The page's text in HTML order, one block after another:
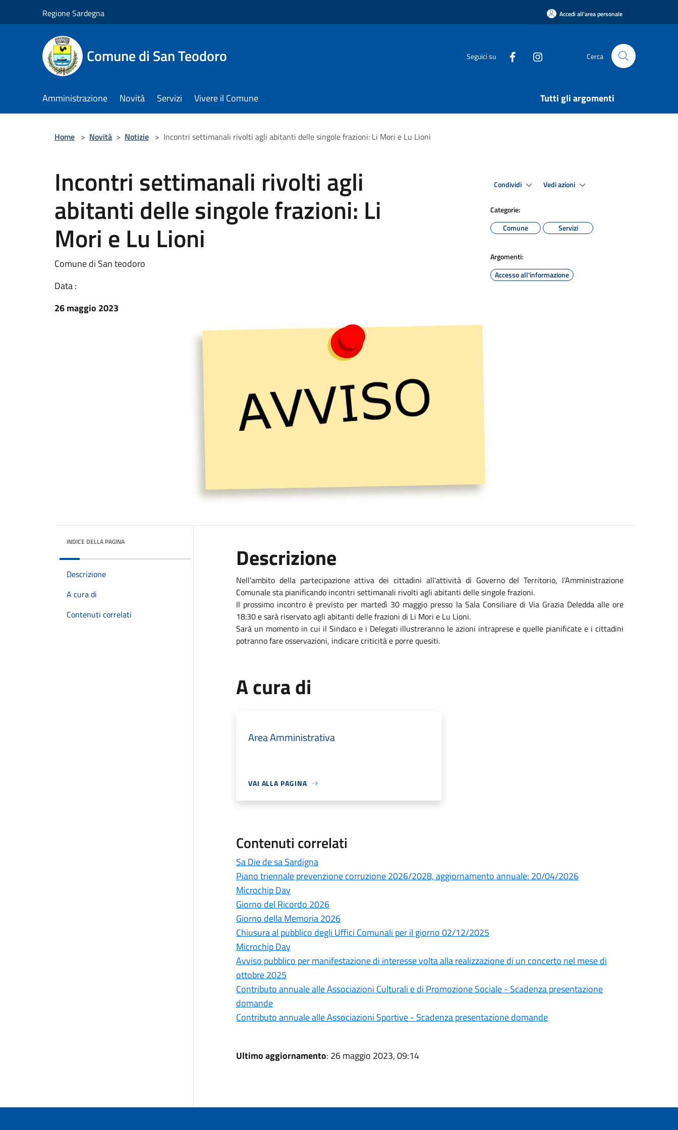
Regione Sardegna Accedi all'area personale
Comune di San Teodoro Seguici su Cerca
Amministrazione Novità Servizi Vivere il Comune Tutti gli argomenti
Home > Novità > Notizie > Incontri settimanali rivolti agli abitanti delle singole frazioni: Li Mori e Lu Lioni
Incontri settimanali rivolti agli
abitanti delle singole frazioni: Li
Mori e Lu Lioni
Comune di San teodoro
Data :
26 maggio 2023
Condividi Vedi azioni
Categorie:
Comune
Servizi
Argomenti:
Accesso all'informazione
INDICE DELLA PAGINA
Descrizione
A cura di
Contenuti correlati
Descrizione
Nell’ambito della partecipazione attiva dei cittadini all'attività di Governo del Territorio, l’Amministrazione
Comunale sta pianificando incontri settimanali rivolti agli abitanti delle singole frazioni.
Il prossimo incontro è previsto per martedì 30 maggio presso la Sala Consiliare di Via Grazia Deledda alle ore
18:30 e sarà riservato agli abitanti delle frazioni di Li Mori e Lu Lioni.
Sarà un momento in cui il Sindaco e i Delegati illustreranno le azioni intraprese e quelle pianificate e i cittadini
potranno fare osservazioni, indicare criticità e porre quesiti.
A cura di
Area Amministrativa
VAI ALLA PAGINA
Contenuti correlati
Sa Die de sa Sardigna
Piano triennale prevenzione corruzione 2026/2028, aggiornamento annuale: 20/04/2026
Microchip Day
Giorno del Ricordo 2026
Giorno della Memoria 2026
Chiusura al pubblico degli Uffici Comunali per il giorno 02/12/2025
Microchip Day
Avviso pubblico per manifestazione di interesse volta alla realizzazione di un concerto nel mese di
ottobre 2025
Contributo annuale alle Associazioni Culturali e di Promozione Sociale - Scadenza presentazione
domande
Contributo annuale alle Associazioni Sportive - Scadenza presentazione domande
Ultimo aggiornamento: 26 maggio 2023, 09:14